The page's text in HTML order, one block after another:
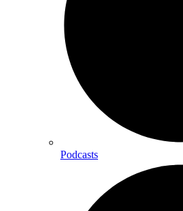
Podcasts